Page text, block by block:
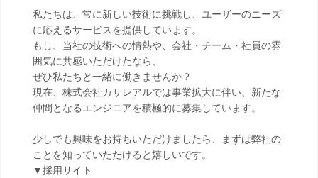
私たちは、常に新しい技術に挑戦し、ユーザーのニーズ
に応えるサービスを提供しています。
もし、当社の技術への情熱や、会社・チーム・社員の雰
囲気に共感いただけたなら、
ぜひ私たちと一緒に働きませんか？
現在、株式会社カサレアルでは事業拡大に伴い、新たな
仲間となるエンジニアを積極的に募集しています。
少しでも興味をお持ちいただけましたら、まずは弊社の
ことを知っていただけると嬉しいです。
▼採用サイト